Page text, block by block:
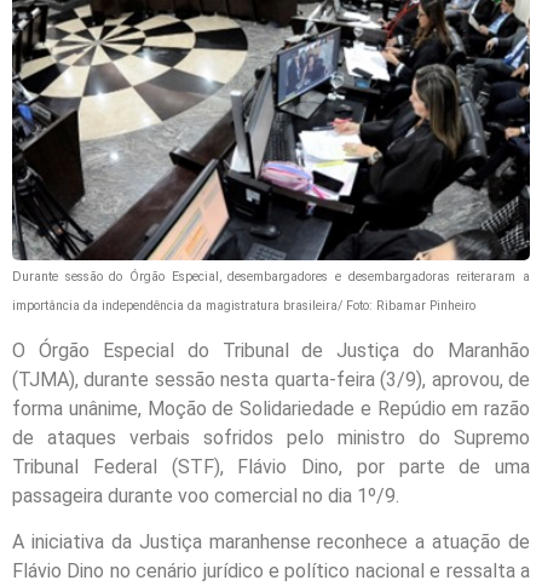
Durante sessão do Órgão Especial, desembargadores e desembargadoras reiteraram a
importância da independência da magistratura brasileira/ Foto: Ribamar Pinheiro
O Órgão Especial do Tribunal de Justiça do Maranhão
(TJMA), durante sessão nesta quarta-feira (3/9), aprovou, de
forma unânime, Moção de Solidariedade e Repúdio em razão
de ataques verbais sofridos pelo ministro do Supremo
Tribunal Federal (STF), Flávio Dino, por parte de uma
passageira durante voo comercial no dia 1º/9.
A iniciativa da Justiça maranhense reconhece a atuação de
Flávio Dino no cenário jurídico e político nacional e ressalta a